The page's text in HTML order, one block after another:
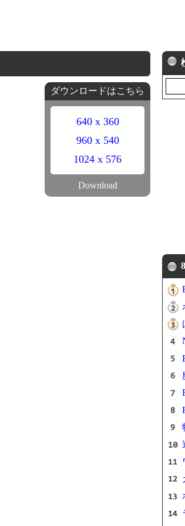
ダウンロードはこちら
640 x 360
960 x 540
1024 x 576
Download